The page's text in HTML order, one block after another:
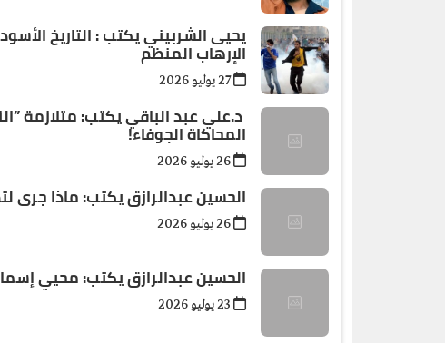
يحيى الشربيني يكتب : التاريخ
الإرهاب المنظم
27 يوليو 2026
د.علي عبد الباقي يكتب: ​متلازمة
المحاكاة الجوفاء!
الحسين عبدالرازق يكتب: ماذا جرى
الحسين عبدالرازق يكتب: محيي